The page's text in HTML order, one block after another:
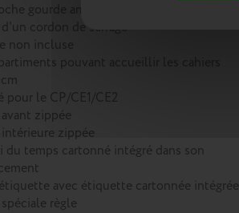
gourde amovible (8 cm de diamètre)
cordon de serrage
non incluse
pouvant accueillir les cahiers
pour le CP/CE1/CE2
zippée
zippée
du temps cartonné intégré dans son
avec étiquette cartonnée intégrée
règle